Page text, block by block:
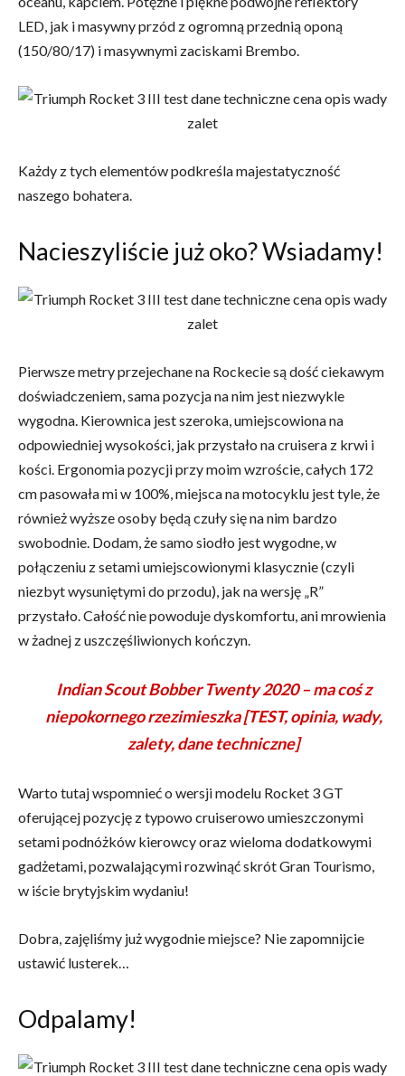
LED, jak i masywny przód z ogromną przednią oponą
(150/80/17) i masywnymi zaciskami Brembo.
Każdy z tych elementów podkreśla majestatyczność
naszego bohatera.
Nacieszyliście już oko? Wsiadamy!
Pierwsze metry przejechane na Rockecie są dość ciekawym
doświadczeniem, sama pozycja na nim jest niezwykle
wygodna. Kierownica jest szeroka, umiejscowiona na
odpowiedniej wysokości, jak przystało na cruisera z krwi i
kości. Ergonomia pozycji przy moim wzroście, całych 172
cm pasowała mi w 100%, miejsca na motocyklu jest tyle, że
również wyższe osoby będą czuły się na nim bardzo
swobodnie. Dodam, że samo siodło jest wygodne, w
połączeniu z setami umiejscowionymi klasycznie (czyli
niezbyt wysuniętymi do przodu), jak na wersję „R”
przystało. Całość nie powoduje dyskomfortu, ani mrowienia
w żadnej z uszczęśliwionych kończyn.
Indian Scout Bobber Twenty 2020 – ma coś z
niepokornego rzezimieszka [TEST, opinia, wady,
zalety, dane techniczne]
Warto tutaj wspomnieć o wersji modelu Rocket 3 GT
oferującej pozycję z typowo cruiserowo umieszczonymi
setami podnóżków kierowcy oraz wieloma dodatkowymi
gadżetami, pozwalającymi rozwinąć skrót Gran Tourismo,
w iście brytyjskim wydaniu!
Dobra, zajęliśmy już wygodnie miejsce? Nie zapomnijcie
ustawić lusterek…
Odpalamy!